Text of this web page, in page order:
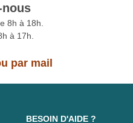
nous
8h à 18h.
à 17h.
par mail
BESOIN D'AIDE ?